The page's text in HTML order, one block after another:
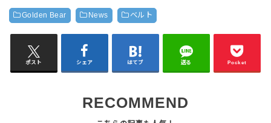
Golden Bear News ベルト
ポスト シェア はてブ 送る Pocket
RECOMMEND